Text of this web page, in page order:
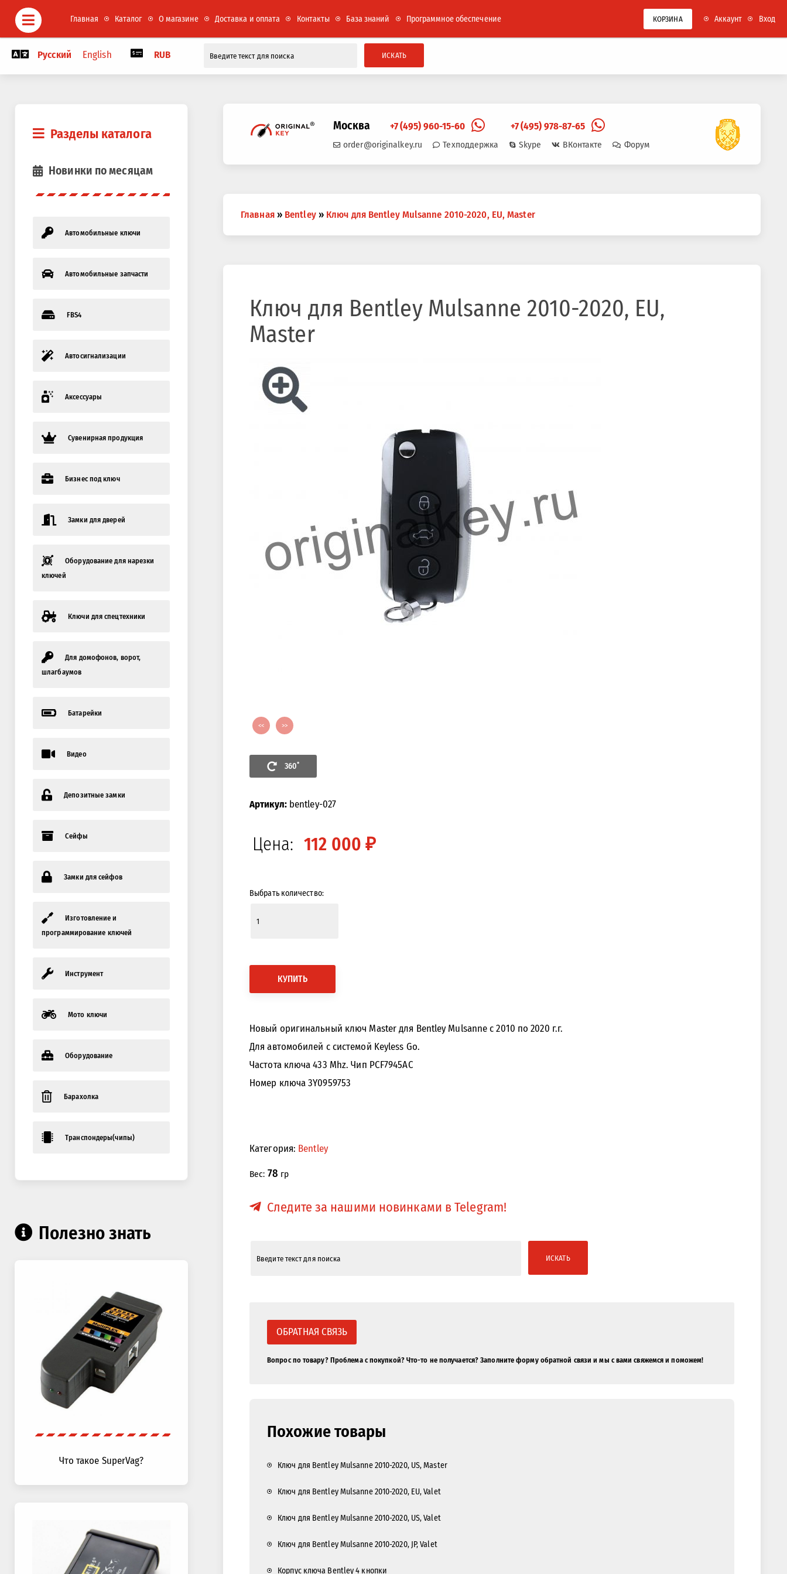
Главная Каталог О магазине Доставка и оплата Контакты База знаний Программное обеспечение КОРЗИНА Аккаунт Вход
Русский English RUB ИСКАТЬ
Разделы каталога
Новинки по месяцам
Автомобильные ключи
Автомобильные запчасти
FBS4
Автосигнализации
Аксессуары
Сувенирная продукция
Бизнес под ключ
Замки для дверей
Оборудование для нарезки
ключей
Ключи для спецтехники
Для домофонов, ворот,
шлагбаумов
Батарейки
Видео
Депозитные замки
Сейфы
Замки для сейфов
Изготовление и
программирование ключей
Инструмент
Мото ключи
Оборудование
Барахолка
Транспондеры(чипы)
Полезно знать
Что такое SuperVag?
Москва +7 (495) 960-15-60 +7 (495) 978-87-65
order@originalkey.ru Техподдержка Skype ВКонтакте Форум
здесь
Главная » Bentley » Ключ для Bentley Mulsanne 2010-2020, EU, Master
Ключ для Bentley Mulsanne 2010-2020, EU,
Master
<< >>
360˚
Артикул:bentley-027
Цена: 112 000 ₽
Выбрать количество:
КУПИТЬ
Новый оригинальный ключ Master для Bentley Mulsanne с 2010 по 2020 г.г.
Для автомобилей с системой Keyless Go.
Частота ключа 433 Mhz. Чип PCF7945AC
Номер ключа 3Y0959753
Категория: Bentley
Вес: 78 гр
Следите за нашими новинками в Telegram!
ИСКАТЬ
ОБРАТНАЯ СВЯЗЬ
Вопрос по товару? Проблема с покупкой? Что-то не получается? Заполните форму обратной связи и мы с вами свяжемся и поможем!
Похожие товары
Ключ для Bentley Mulsanne 2010-2020, US, Master
Ключ для Bentley Mulsanne 2010-2020, EU, Valet
Ключ для Bentley Mulsanne 2010-2020, US, Valet
Ключ для Bentley Mulsanne 2010-2020, JP, Valet
Корпус ключа Bentley 4 кнопки